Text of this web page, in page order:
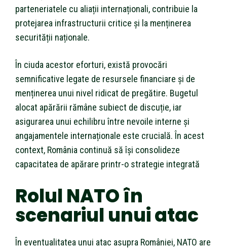
parteneriatele cu aliații internaționali, contribuie la
protejarea infrastructurii critice și la menținerea
securității naționale.
În ciuda acestor eforturi, există provocări
semnificative legate de resursele financiare și de
menținerea unui nivel ridicat de pregătire. Bugetul
alocat apărării rămâne subiect de discuție, iar
asigurarea unui echilibru între nevoile interne și
angajamentele internaționale este crucială. În acest
context, România continuă să își consolideze
capacitatea de apărare printr-o strategie integrată
Rolul NATO în
scenariul unui atac
În eventualitatea unui atac asupra României, NATO are